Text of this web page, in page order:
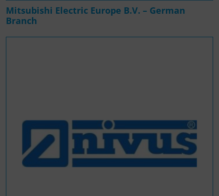
Mitsubishi Electric Europe B.V. – German
Branch